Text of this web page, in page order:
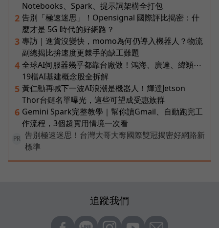
Notebooks、Spark、提示詞架構全打包
2 告別「極速迷思」！Opensignal 國際評比揭密：什
麼才是 5G 時代的好網路？
3 專訪｜進貨沒變快，momo為何仍導入機器人？物流
副總揭比拚速度更棘手的缺工難題
4 全球AI伺服器幾乎都靠台廠做！鴻海、廣達、緯穎⋯
19檔AI基建概念股全拆解
5 黃仁勳再喊下一波AI浪潮是機器人！輝達Jetson
Thor台鏈名單曝光，這些可望成受惠族群
6 Gemini Spark完整教學｜幫你讀Gmail、自動跑完工
作流程，3個超實用情境一次看
PR
告別極速迷思！台灣大哥大奪國際雙冠揭密好網路新
標準
追蹤我們